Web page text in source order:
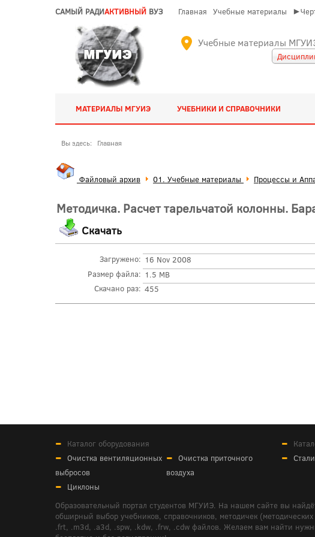
САМЫЙ РАДИАКТИВНЫЙ ВУЗ Главная Учебные материалы
Учебные материалы
МАТЕРИАЛЫ МГУИЭ УЧЕБНИКИ И СПРАВОЧНИКИ
Вы здесь: Главная
Файловый архив 01. Учебные материалы Процессы и
Методичка. Расчет тарельчатой колонны.
Скачать
Загружено: 16 Nov 2008
Размер файла: 1.5 MB
Скачано раз: 455
Каталог оборудования
Очистка вентиляционных
выбросов
Очистка приточного
воздуха
Циклоны
Стали
Образовательный портал студентов МГУИЭ. На нашем сайте вы
обширный выбор учебников, справочников, методичек
.frt, .m3d, .a3d, .spw, .kdw, .frw, .cdw файлов. Желаем вам найти